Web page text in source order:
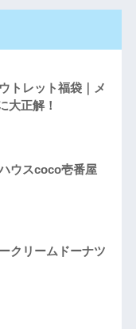
トレット福袋｜メ
大正解！
ウスcoco壱番屋
クリームドーナツ